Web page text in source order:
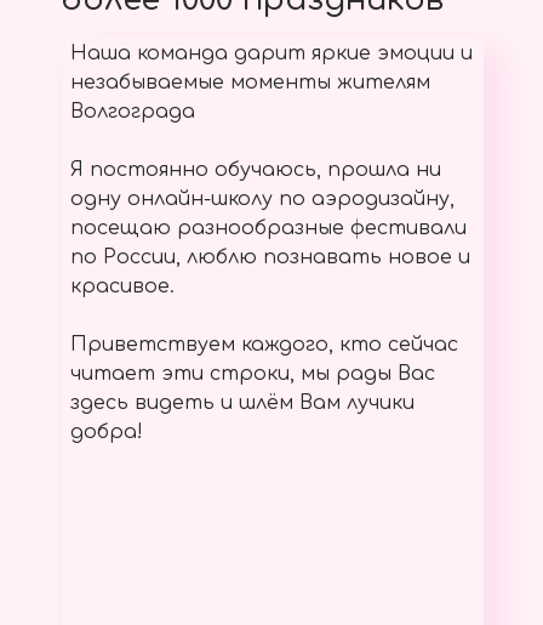
Наша команда дарит яркие эмоции и
незабываемые моменты жителям
Волгограда
Я постоянно обучаюсь, прошла ни
одну онлайн-школу по аэродизайну,
посещаю разнообразные фестивали
по России, люблю познавать новое и
красивое.
Приветствуем каждого, кто сейчас
читает эти строки, мы рады Вас
здесь видеть и шлём Вам лучики
добра!